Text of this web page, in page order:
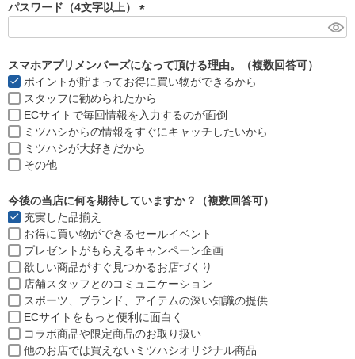
パスワード（4文字以上）
須
)
スマホアプリメンバーズになって頂ける理由。（複数回答可）
ポイントが貯まってお得に買い物ができるから
スタッフに勧められたから
ECサイトで毎回情報を入力するのが面倒
ミツハシからの情報をすぐにキャッチしたいから
ミツハシが大好きだから
その他
今後の当店に何を期待していますか？（複数回答可）
充実した品揃え
お得に買い物ができるセールイベント
プレゼントがもらえるキャンペーン企画
欲しい商品がすぐ見つかるお店づくり
店舗スタッフとのコミュニケーション
スポーツ、ブランド、アイテムの深い知識の提供
ECサイトをもっと便利に面白く
コラボ商品や限定商品のお取り扱い
他のお店では買えないミツハシオリジナル商品